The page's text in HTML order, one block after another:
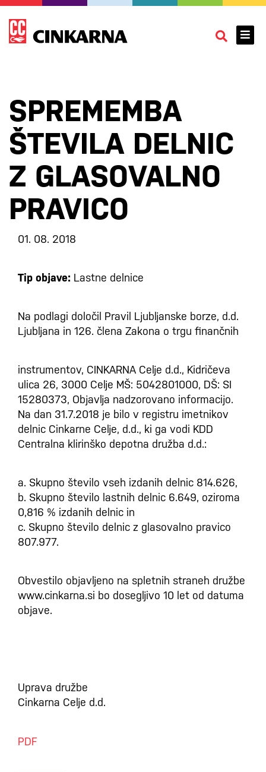
SPREMEMBA
ŠTEVILA DELNIC
Z GLASOVALNO
PRAVICO
01. 08. 2018
Tip objave: Lastne delnice
Na podlagi določil Pravil Ljubljanske borze, d.d.
Ljubljana in 126. člena Zakona o trgu finančnih
instrumentov, CINKARNA Celje d.d., Kidričeva
ulica 26, 3000 Celje MŠ: 5042801000, DŠ: SI
15280373, Objavlja nadzorovano informacijo.
Na dan 31.7.2018 je bilo v registru imetnikov
delnic Cinkarne Celje, d.d., ki ga vodi KDD
Centralna klirinško depotna družba d.d.:
a. Skupno število vseh izdanih delnic 814.626,
b. Skupno število lastnih delnic 6.649, oziroma
0,816 % izdanih delnic in
c. Skupno število delnic z glasovalno pravico
807.977.
Obvestilo objavljeno na spletnih straneh družbe
www.cinkarna.si bo dosegljivo 10 let od datuma
objave.
Uprava družbe
Cinkarna Celje d.d.
PDF